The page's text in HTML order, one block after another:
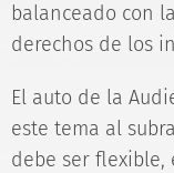
balanceado con
derechos de los
El auto de la
este tema al
debe ser